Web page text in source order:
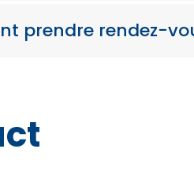
prendre rendez-